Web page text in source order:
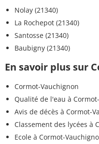
Nolay (21340)
La Rochepot (21340)
Santosse (21340)
Baubigny (21340)
En savoir plus sur
Cormot-Vauchignon
Qualité de l'eau à
Avis de décès à Cormot-
Classement des lycées à
Ecole à Cormot-